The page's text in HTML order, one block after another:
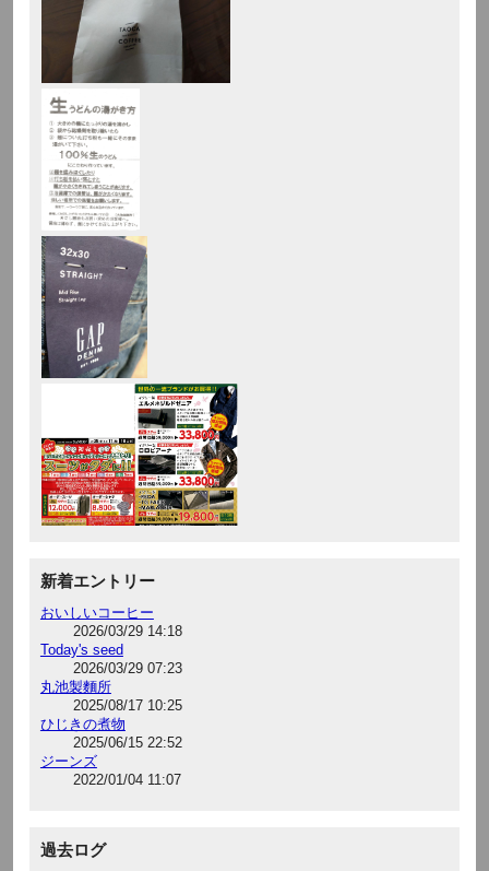
新着エントリー
おいしいコーヒー
2026/03/29 14:18
Today's seed
2026/03/29 07:23
丸池製麵所
2025/08/17 10:25
ひじきの煮物
2025/06/15 22:52
ジーンズ
2022/01/04 11:07
過去ログ